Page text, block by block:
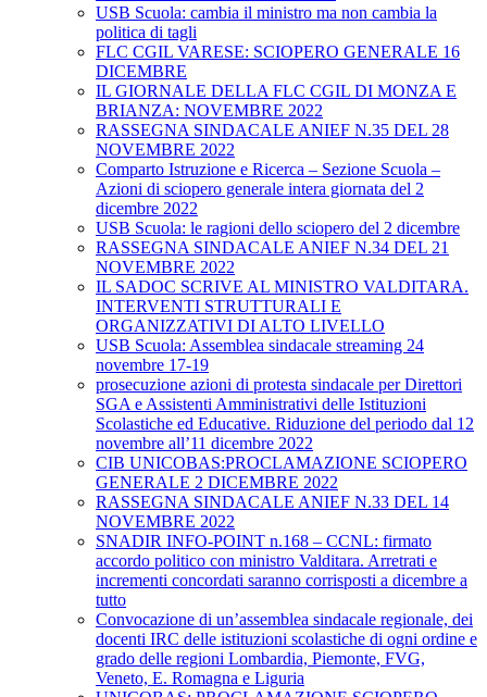
USB Scuola: cambia il ministro ma non cambia la
politica di tagli
FLC CGIL VARESE: SCIOPERO GENERALE 16
DICEMBRE
IL GIORNALE DELLA FLC CGIL DI MONZA E
BRIANZA: NOVEMBRE 2022
RASSEGNA SINDACALE ANIEF N.35 DEL 28
NOVEMBRE 2022
Comparto Istruzione e Ricerca – Sezione Scuola –
Azioni di sciopero generale intera giornata del 2
dicembre 2022
USB Scuola: le ragioni dello sciopero del 2 dicembre
RASSEGNA SINDACALE ANIEF N.34 DEL 21
NOVEMBRE 2022
IL SADOC SCRIVE AL MINISTRO VALDITARA.
INTERVENTI STRUTTURALI E
ORGANIZZATIVI DI ALTO LIVELLO
USB Scuola: Assemblea sindacale streaming 24
novembre 17-19
prosecuzione azioni di protesta sindacale per Direttori
SGA e Assistenti Amministrativi delle Istituzioni
Scolastiche ed Educative. Riduzione del periodo dal 12
novembre all’11 dicembre 2022
CIB UNICOBAS:PROCLAMAZIONE SCIOPERO
GENERALE 2 DICEMBRE 2022
RASSEGNA SINDACALE ANIEF N.33 DEL 14
NOVEMBRE 2022
SNADIR INFO-POINT n.168 – CCNL: firmato
accordo politico con ministro Valditara. Arretrati e
incrementi concordati saranno corrisposti a dicembre a
tutto
Convocazione di un’assemblea sindacale regionale, dei
docenti IRC delle istituzioni scolastiche di ogni ordine e
grado delle regioni Lombardia, Piemonte, FVG,
Veneto, E. Romagna e Liguria